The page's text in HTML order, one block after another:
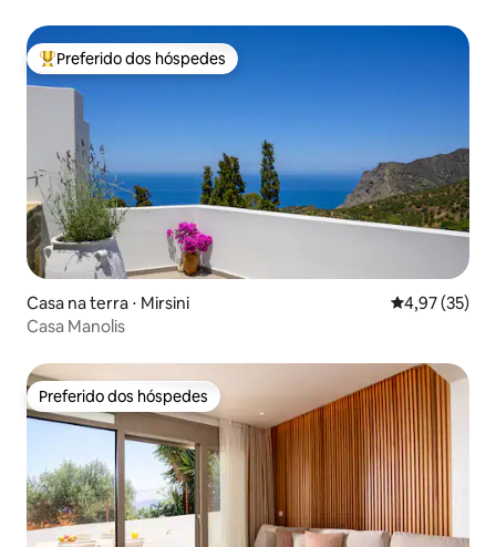
Entre os melhores preferidos dos hóspedes
Preferido dos hóspedes
Casa na terra ⋅ Mirsini 4,97 de uma
4,97 (35)
Casa Manolis
Preferido dos hóspedes
Preferido dos hóspedes